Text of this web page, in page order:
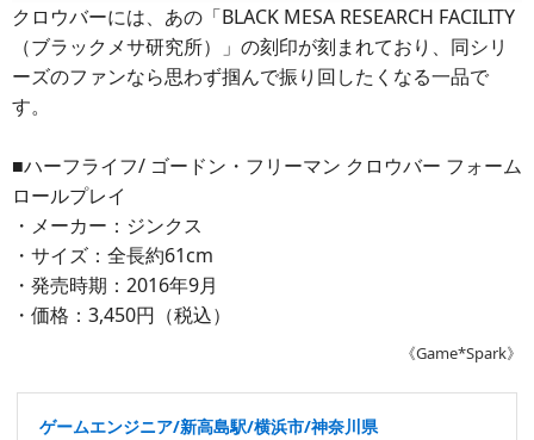
クロウバーには、あの「BLACK MESA RESEARCH FACILITY
（ブラックメサ研究所）」の刻印が刻まれており、同シリ
ーズのファンなら思わず掴んで振り回したくなる一品で
す。
■ハーフライフ/ ゴードン・フリーマン クロウバー フォーム
ロールプレイ
・メーカー：ジンクス
・サイズ：全長約61cm
・発売時期：2016年9月
・価格：3,450円（税込）
《Game*Spark》
ゲームエンジニア/新高島駅/横浜市/神奈川県